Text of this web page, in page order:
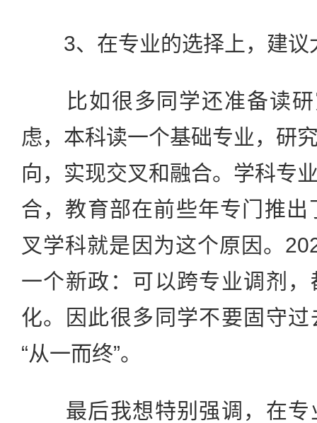
3、在专业的选择上，建议
比如很多同学还准备读研
虑，本科读一个基础专业，研
向，实现交叉和融合。学科专
合，教育部在前些年专门推
叉学科就是因为这个原因。
一个新政：可以跨专业调剂
化。因此很多同学不要固守
“从一而终”。
最后我想特别强调，在专